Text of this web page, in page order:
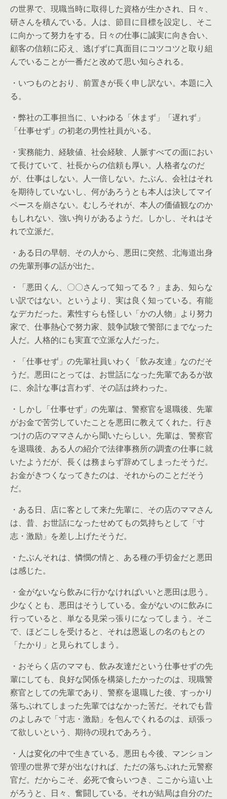
の世界で、現職当時に取得した資格が生かされ、日々、
研さんを積んでいる。人は、節目に目標を設定し、そこ
に向かって努力をする。日々の仕事に誠実に向き合い、
顧客の信頼に応え、逃げずに真面目にコツコツと取り組
んでいることが一番だと改めて思い知らされる。
・いつものとおり、前置きが長く申し訳ない。本題に入
る。
・弊社の工事担当に、いわゆる「休まず」「遅れず」
「仕事せず」の初老の男性社員がいる。
・実務能力、経験値、社会経験、人脈すべての面におい
て長けていて、社長からの信頼も厚い。人格者なのだ
が、仕事はしない。人一倍しない。たぶん、会社はそれ
を期待していないし、何があろうとも本人は決してマイ
ペースを崩さない。むしろそれが、本人の価値観なのか
もしれない、強い拘りがあるようだ。しかし、それはそ
れで立派だ。
・ある日の早朝、その人から、悪田に突然、北海道出身
の先輩刑事の話が出た。
・「悪田くん、〇〇さんって知ってる？」まあ、知らな
い訳ではない。というより、実は良く知っている。有能
なデカだった。素性すらも怪しい「かの人物」より努力
家で、仕事熱心で努力家、競争試験で警部にまでなった
人だ。人格的にも実直で立派な人だった。
・「仕事せず」の先輩社員いわく「飲み友達」なのだそ
うだ。悪田にとっては、お世話になった先輩であるが故
に、余計な事は言わず、その話は終わった。
・しかし「仕事せず」の先輩は、警察官を退職後、先輩
がお金で苦労していたことを悪田に教えてくれた。行き
つけの店のママさんから聞いたらしい。先輩は、警察官
を退職後、ある人の紹介で法律事務所の調査の仕事に就
いたようだが、長くは務まらず辞めてしまったそうだ。
お金がきつくなってきたのは、それからのことだそう
だ。
・ある日、店に客として来た先輩に、その店のママさん
は、昔、お世話になったせめてもの気持ちとして「寸
志・激励」を差し上げたそうだ。
・たぶんそれは、憐憫の情と、ある種の手切金だと悪田
は感じた。
・金がないなら飲みに行かなければいいと悪田は思う。
少なくとも、悪田はそうしている。金がないのに飲みに
行っていると、単なる見栄っ張りになってしまう。そこ
で、ほどこしを受けると、それは恩返しの名のもとの
「たかり」と見られてしまう。
・おそらく店のママも、飲み友達だという仕事せずの先
輩にしても、良好な関係を構築したかったのは、現職警
察官としての先輩であり、警察を退職した後、すっかり
落ちぶれてしまった先輩ではなかった筈だ。それでも昔
のよしみで「寸志・激励」を包んでくれるのは、頑張っ
て欲しいという、期待の現れであろう。
・人は変化の中で生きている。悪田も今後、マンション
管理の世界で芽が出なければ、ただの落ちぶれた元警察
官だ。だからこそ、必死で食らいつき、ここから這い上
がろうと、日々、奮闘している。それが結局は自分のた